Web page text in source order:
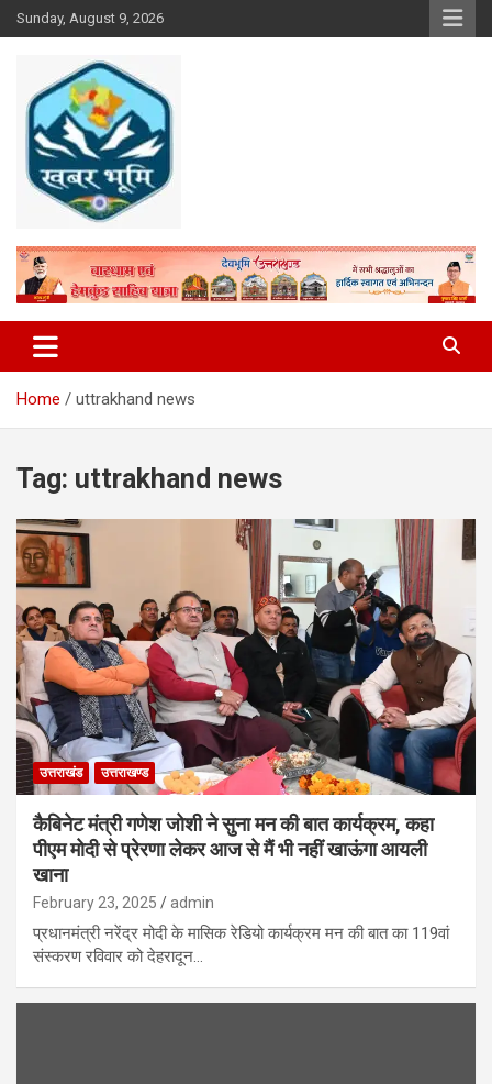
Skip
to
Sunday, August 9, 2026
Khabar Bhumi
Home uttrakhand news
Tag: uttrakhand news
उत्तराखंड उत्तराखण्ड
कैबिनेट मंत्री गणेश जोशी ने सुना मन की बात कार्यक्रम, कहा
पीएम मोदी से प्रेरणा लेकर आज से मैं भी नहीं खाऊंगा आयली
खाना
February 23, 2025 admin
प्रधानमंत्री नरेंद्र मोदी के मासिक रेडियो कार्यक्रम मन की बात का 119वां
संस्करण रविवार को देहरादून…